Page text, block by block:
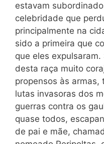
estavam
celebridade que
principalmente na
sido a primeira que
que eles
desta raça muito
propensos às armas,
lutas invasoras dos
guerras contra os
quase todos,
de pai e mãe,